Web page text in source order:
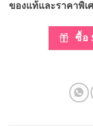
ของแท้และราคาพิเ
ซื้อ